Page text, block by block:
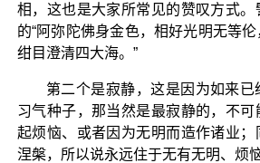
相，这也是大家所常见的赞叹方式。
的“阿弥陀佛身金色，相好光明无等伦
绀目澄清四大海。”
第二个是寂静，这是因为如来已
习气种子，那当然是最寂静的，不
起烦恼、或者因为无明而造作诸业；
涅槃，所以说永远住于无有无明、烦